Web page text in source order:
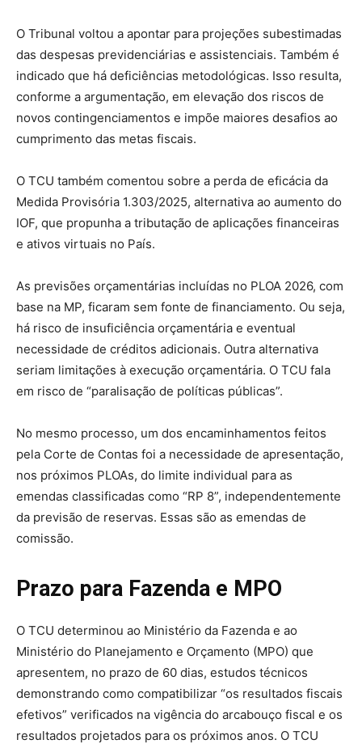
O Tribunal voltou a apontar para projeções subestimadas
das despesas previdenciárias e assistenciais. Também é
indicado que há deficiências metodológicas. Isso resulta,
conforme a argumentação, em elevação dos riscos de
novos contingenciamentos e impõe maiores desafios ao
cumprimento das metas fiscais.
O TCU também comentou sobre a perda de eficácia da
Medida Provisória 1.303/2025, alternativa ao aumento do
IOF, que propunha a tributação de aplicações financeiras
e ativos virtuais no País.
As previsões orçamentárias incluídas no PLOA 2026, com
base na MP, ficaram sem fonte de financiamento. Ou seja,
há risco de insuficiência orçamentária e eventual
necessidade de créditos adicionais. Outra alternativa
seriam limitações à execução orçamentária. O TCU fala
em risco de “paralisação de políticas públicas”.
No mesmo processo, um dos encaminhamentos feitos
pela Corte de Contas foi a necessidade de apresentação,
nos próximos PLOAs, do limite individual para as
emendas classificadas como “RP 8”, independentemente
da previsão de reservas. Essas são as emendas de
comissão.
Prazo para Fazenda e MPO
O TCU determinou ao Ministério da Fazenda e ao
Ministério do Planejamento e Orçamento (MPO) que
apresentem, no prazo de 60 dias, estudos técnicos
demonstrando como compatibilizar “os resultados fiscais
efetivos” verificados na vigência do arcabouço fiscal e os
resultados projetados para os próximos anos. O TCU